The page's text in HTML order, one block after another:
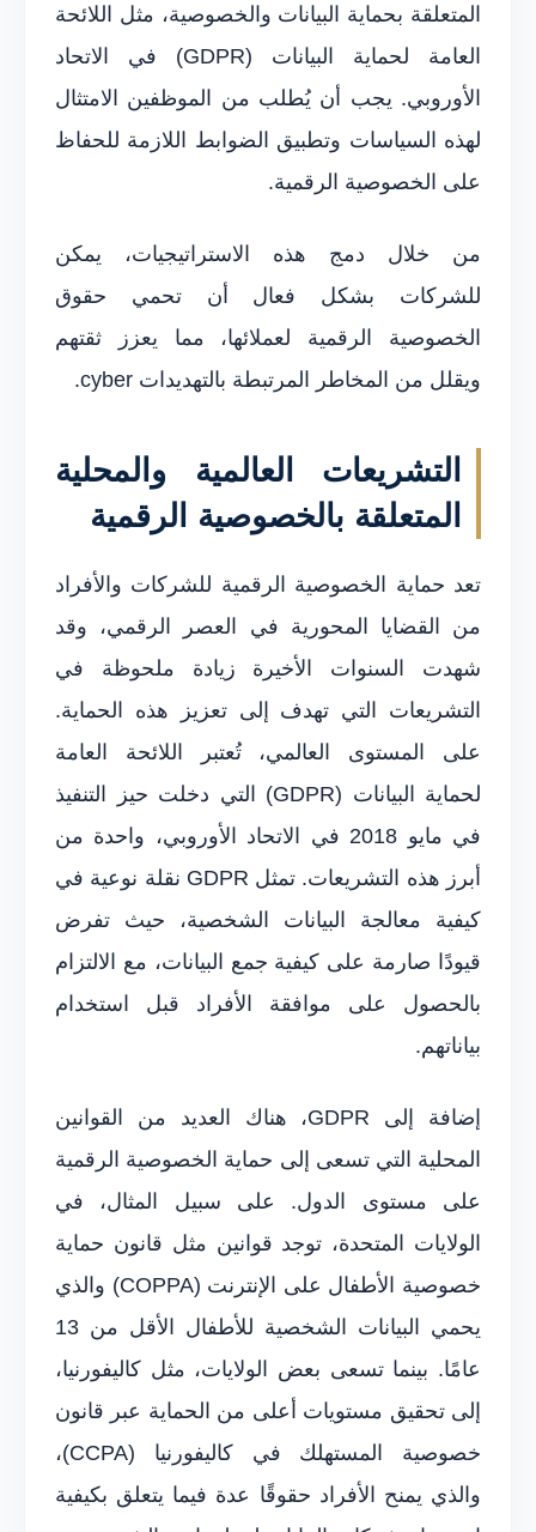
المتعلقة بحماية البيانات والخصوصية، مثل اللائحة
العامة لحماية البيانات (GDPR) في الاتحاد
الأوروبي. يجب أن يُطلب من الموظفين الامتثال
لهذه السياسات وتطبيق الضوابط اللازمة للحفاظ
على الخصوصية الرقمية.
من خلال دمج هذه الاستراتيجيات، يمكن
للشركات بشكل فعال أن تحمي حقوق
الخصوصية الرقمية لعملائها، مما يعزز ثقتهم
ويقلل من المخاطر المرتبطة بالتهديدات cyber.
التشريعات العالمية والمحلية
المتعلقة بالخصوصية الرقمية
تعد حماية الخصوصية الرقمية للشركات والأفراد
من القضايا المحورية في العصر الرقمي، وقد
شهدت السنوات الأخيرة زيادة ملحوظة في
التشريعات التي تهدف إلى تعزيز هذه الحماية.
على المستوى العالمي، تُعتبر اللائحة العامة
لحماية البيانات (GDPR) التي دخلت حيز التنفيذ
في مايو 2018 في الاتحاد الأوروبي، واحدة من
أبرز هذه التشريعات. تمثل GDPR نقلة نوعية في
كيفية معالجة البيانات الشخصية، حيث تفرض
قيودًا صارمة على كيفية جمع البيانات، مع الالتزام
بالحصول على موافقة الأفراد قبل استخدام
بياناتهم.
إضافة إلى GDPR، هناك العديد من القوانين
المحلية التي تسعى إلى حماية الخصوصية الرقمية
على مستوى الدول. على سبيل المثال، في
الولايات المتحدة، توجد قوانين مثل قانون حماية
خصوصية الأطفال على الإنترنت (COPPA) والذي
يحمي البيانات الشخصية للأطفال الأقل من 13
عامًا. بينما تسعى بعض الولايات، مثل كاليفورنيا،
إلى تحقيق مستويات أعلى من الحماية عبر قانون
خصوصية المستهلك في كاليفورنيا (CCPA)،
والذي يمنح الأفراد حقوقًا عدة فيما يتعلق بكيفية